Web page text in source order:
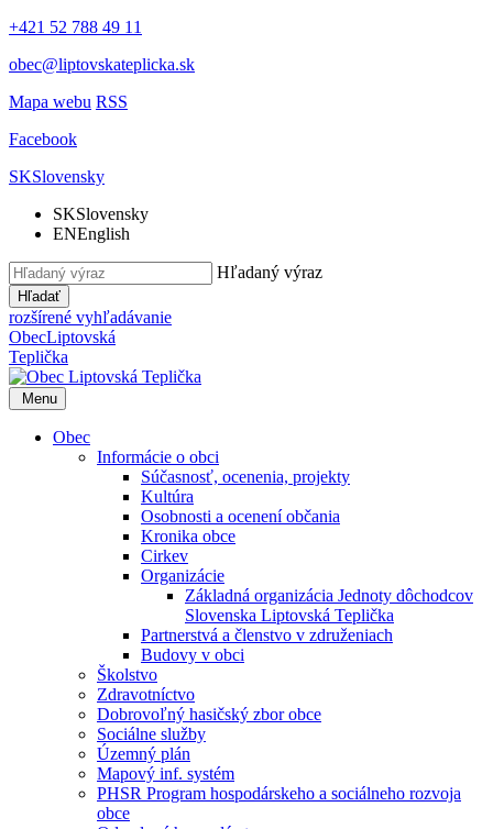
+421 52 788 49 11
obec@liptovskateplicka.sk
Mapa webu RSS
Facebook
SKSlovensky
SKSlovensky
ENEnglish
Hľadaný výraz
Hľadať
rozšírené vyhľadávanie
ObecLiptovská
Teplička
Menu
Obec
Informácie o obci
Súčasnosť, ocenenia, projekty
Kultúra
Osobnosti a ocenení občania
Kronika obce
Cirkev
Organizácie
Základná organizácia Jednoty dôchodcov
Slovenska Liptovská Teplička
Partnerstvá a členstvo v združeniach
Budovy v obci
Školstvo
Zdravotníctvo
Dobrovoľný hasičský zbor obce
Sociálne služby
Územný plán
Mapový inf. systém
PHSR Program hospodárskeho a sociálneho rozvoja
obce